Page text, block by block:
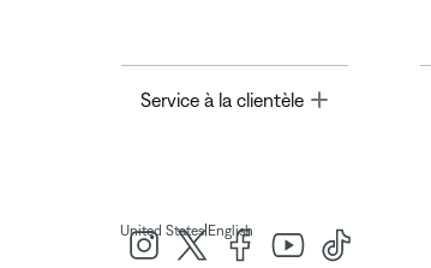
Service à la clientèle Toggle
United States| English